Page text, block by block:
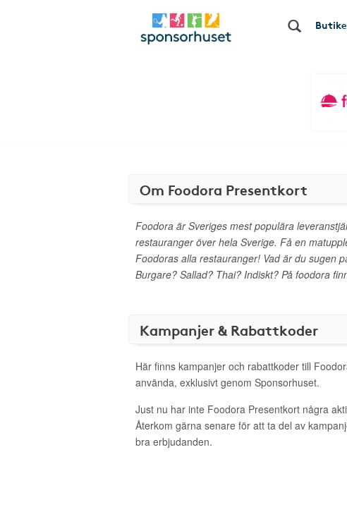
Om Foodora Presentkort
Foodora är Sveriges mest populära
restauranger över hela Sverige. Få en
Foodoras alla restauranger! Vad är du sugen
Burgare? Sallad? Thai? Indiskt? På foodora
Kampanjer & Rabattkoder
Här finns kampanjer och rabattkoder till
använda, exklusivt genom Sponsorhuset.
Just nu har inte Foodora Presentkort några
Återkom gärna senare för att ta del av
bra erbjudanden.